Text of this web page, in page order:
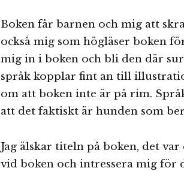
Boken får barnen och mig att
också mig som högläser boken
mig in i boken och bli den där
språk kopplar fint an till
om att boken inte är på rim.
att det faktiskt är hunden som
Jag älskar titeln på boken, det
vid boken och intressera mig för